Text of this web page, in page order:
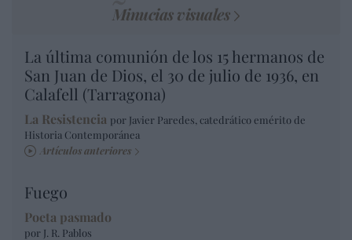
Minucias visuales
La última comunión de los 15 hermanos de
San Juan de Dios, el 30 de julio de 1936, en
Calafell (Tarragona)
La Resistencia por Javier Paredes, catedrático emérito de
Historia Contemporánea
Artículos anteriores
Fuego
Poeta pasmado
por J. R. Pablos